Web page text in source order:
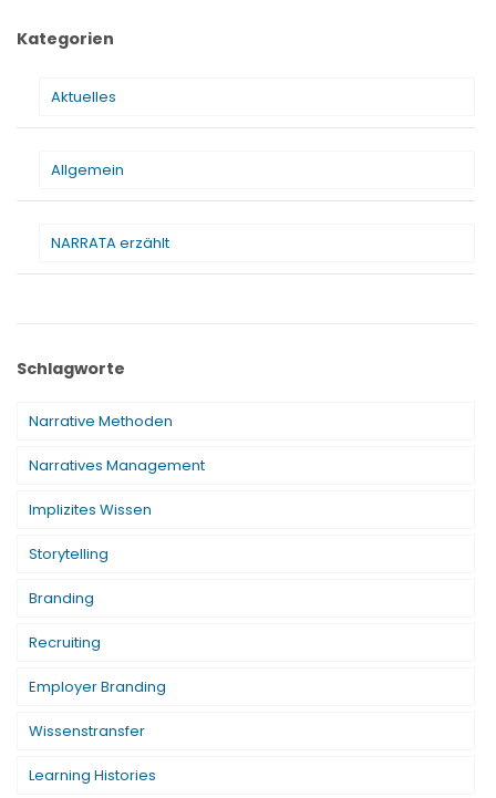
Kategorien
Aktuelles
Allgemein
NARRATA erzählt
Schlagworte
Narrative Methoden
Narratives Management
Implizites Wissen
Storytelling
Branding
Recruiting
Employer Branding
Wissenstransfer
Learning Histories